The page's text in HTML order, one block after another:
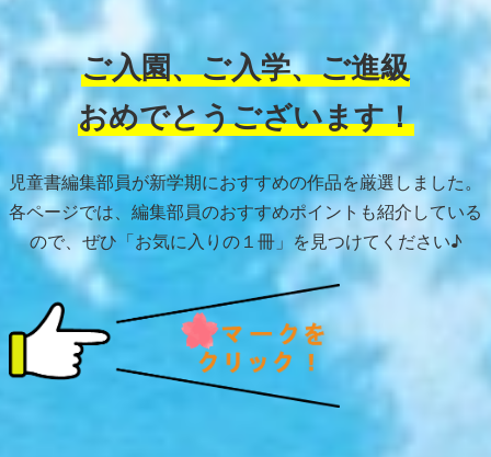
ご入園、ご入学、ご進級
おめでとうございます！
児童書編集部員が新学期におすすめの作品を厳選しました。
各ページでは、編集部員のおすすめポイントも紹介している
ので、ぜひ「お気に入りの１冊」を見つけてください♪